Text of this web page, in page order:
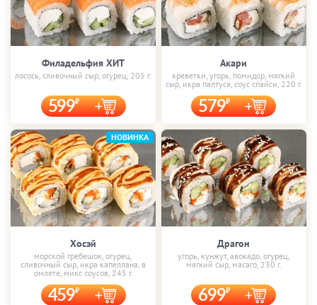
Филадельфия ХИТ
лосось, сливочный сыр, огурец, 205 г.
599
Акари
креветки, угорь, помидор, мягкий
сыр, икра палтуса, соус спайси, 220 г.
579
Хосэй
морской гребешок, огурец,
сливочный сыр, икра капеллана, в
омлете, микс соусов, 245 г.
459
НОВИНКА
Драгон
угорь, кунжут, авокадо, огурец,
мягкий сыр, масаго, 230 г.
699